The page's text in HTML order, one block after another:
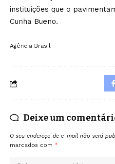
instituições que o
Cunha Bueno.
Agência Brasil
Deixe um
O seu endereço de e-mail não será
marcados com *